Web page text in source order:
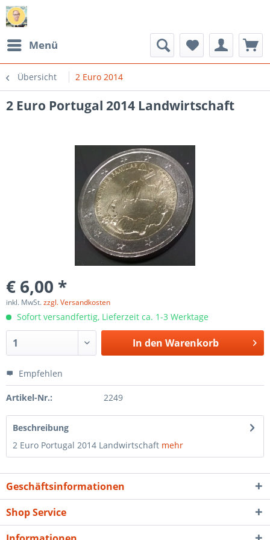
Menü
Übersicht 2 Euro 2014
2 Euro Portugal 2014 Landwirtschaft
€ 6,00 *
inkl. MwSt.zzgl. Versandkosten
Sofort versandfertig, Lieferzeit ca. 1-3 Werktage
In den Warenkorb
Empfehlen
Artikel-Nr.: 2249
Beschreibung
2 Euro Portugal 2014 Landwirtschaft mehr
Geschäftsinformationen
Shop Service